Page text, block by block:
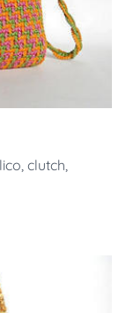
, clutch,